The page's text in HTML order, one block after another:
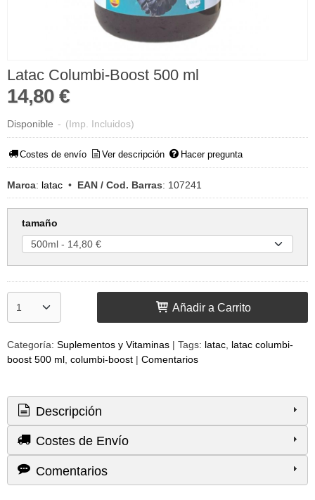
Latac Columbi-Boost 500 ml
14,80 €
Disponible - (Imp. Incluidos)
Costes de envío Ver descripción Hacer pregunta
Marca: latac • EAN / Cod. Barras: 107241
tamaño
Añadir a Carrito
Categoría: Suplementos y Vitaminas | Tags: latac latac columbi-
boost 500 ml columbi-boost | Comentarios
Descripción
Costes de Envío
Comentarios